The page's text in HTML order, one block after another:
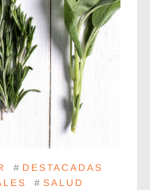
# DESTACADAS
# SALUD